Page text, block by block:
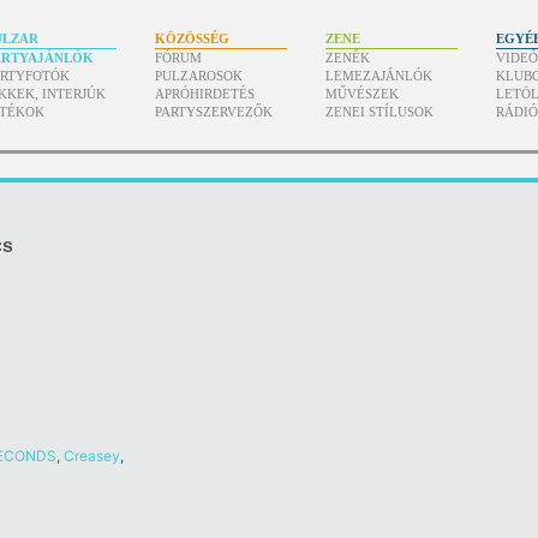
INTERJÚK
KÖZÖSSÉG
FÓRUM
PULZAROSOK
APRÓHIRDETÉS
PARTYSZERVEZŐK
ZENE
ZENÉK
LEMEZAJÁNLÓK
MŰVÉSZEK
ZENEI STÍLUSOK
, Creasey,